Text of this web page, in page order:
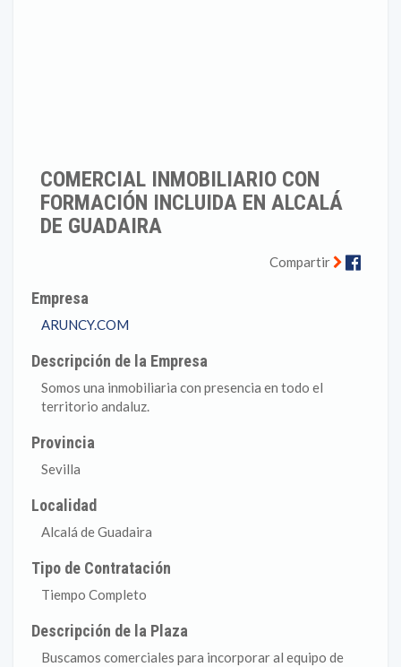
COMERCIAL INMOBILIARIO CON
FORMACIÓN INCLUIDA EN ALCALÁ
DE GUADAIRA
Compartir
Empresa
ARUNCY.COM
Descripción de la Empresa
Somos una inmobiliaria con presencia en todo el
territorio andaluz.
Provincia
Sevilla
Localidad
Alcalá de Guadaira
Tipo de Contratación
Tiempo Completo
Descripción de la Plaza
Buscamos comerciales para incorporar al equipo de